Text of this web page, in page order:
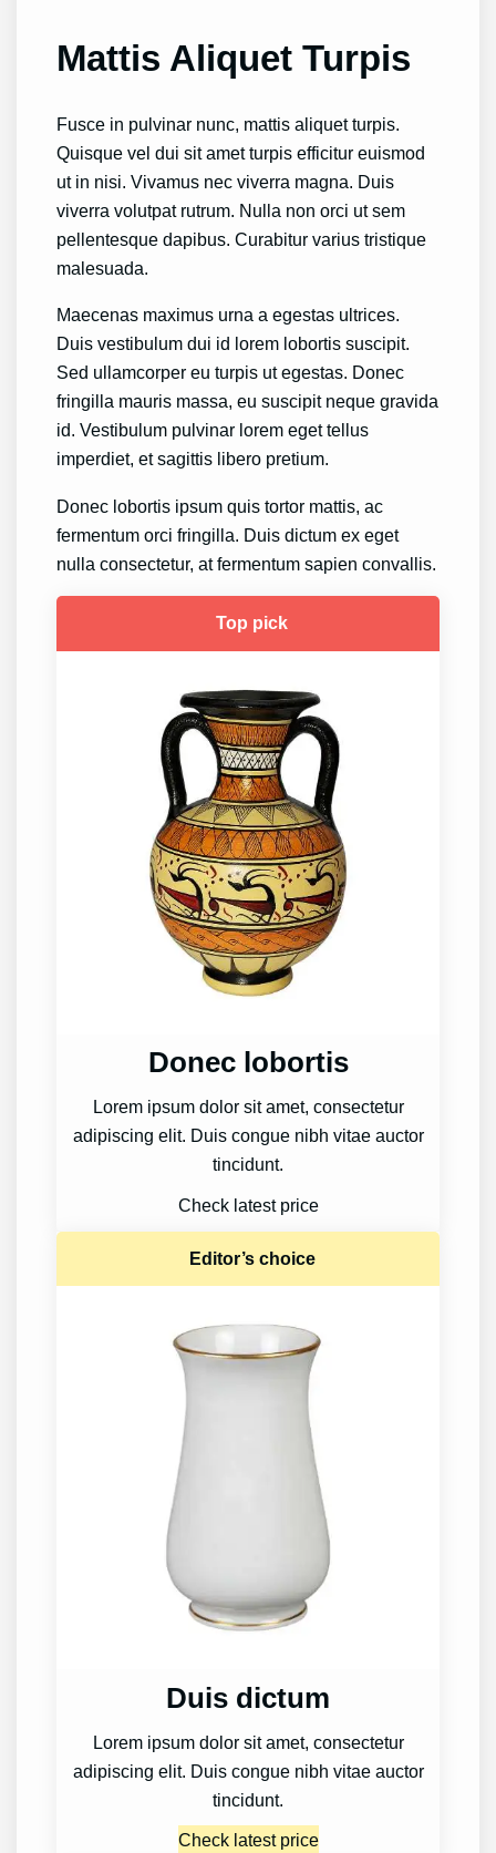
Mattis Aliquet Turpis
Fusce in pulvinar nunc, mattis aliquet turpis.
Quisque vel dui sit amet turpis efficitur euismod
ut in nisi. Vivamus nec viverra magna. Duis
viverra volutpat rutrum. Nulla non orci ut sem
pellentesque dapibus. Curabitur varius tristique
malesuada.
Maecenas maximus urna a egestas ultrices.
Duis vestibulum dui id lorem lobortis suscipit.
Sed ullamcorper eu turpis ut egestas. Donec
fringilla mauris massa, eu suscipit neque gravida
id. Vestibulum pulvinar lorem eget tellus
imperdiet, et sagittis libero pretium.
Donec lobortis ipsum quis tortor mattis, ac
fermentum orci fringilla. Duis dictum ex eget
nulla consectetur, at fermentum sapien convallis.
Top pick
Donec lobortis
Lorem ipsum dolor sit amet, consectetur
adipiscing elit. Duis congue nibh vitae auctor
tincidunt.
Check latest price
Editor’s choice
Duis dictum
Lorem ipsum dolor sit amet, consectetur
adipiscing elit. Duis congue nibh vitae auctor
tincidunt.
Check latest price